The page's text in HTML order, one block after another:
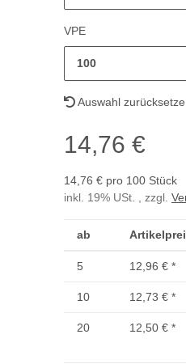
VPE
100
Auswahl
14,76 €
14,76 € pro 100 Stück
inkl. 19% USt. , zzgl.
ab
5 12,96 € *
10 12,73 € *
20 12,50 € *